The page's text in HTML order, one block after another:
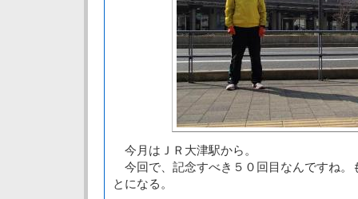
今月はＪＲ大津駅から。
今回で、記念すべき５０回目なんですね。
とになる。